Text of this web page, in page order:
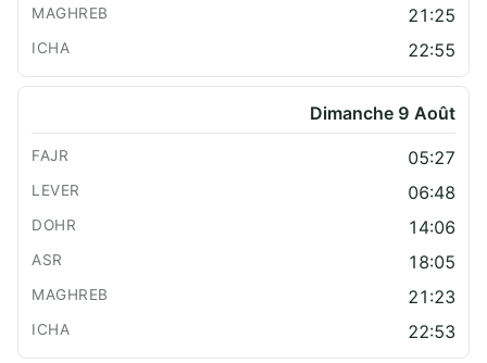
21:25
22:55
Dimanche 9 Août
05:27
06:48
14:06
18:05
21:23
22:53